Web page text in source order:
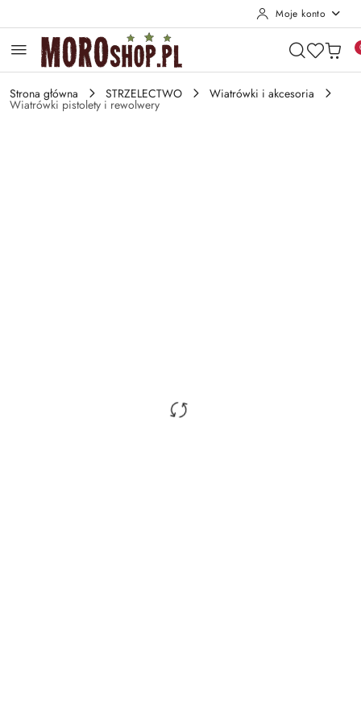
Moje konto
Strona główna STRZELECTWO Wiatrówki i akcesoria
Wiatrówki pistolety i rewolwery